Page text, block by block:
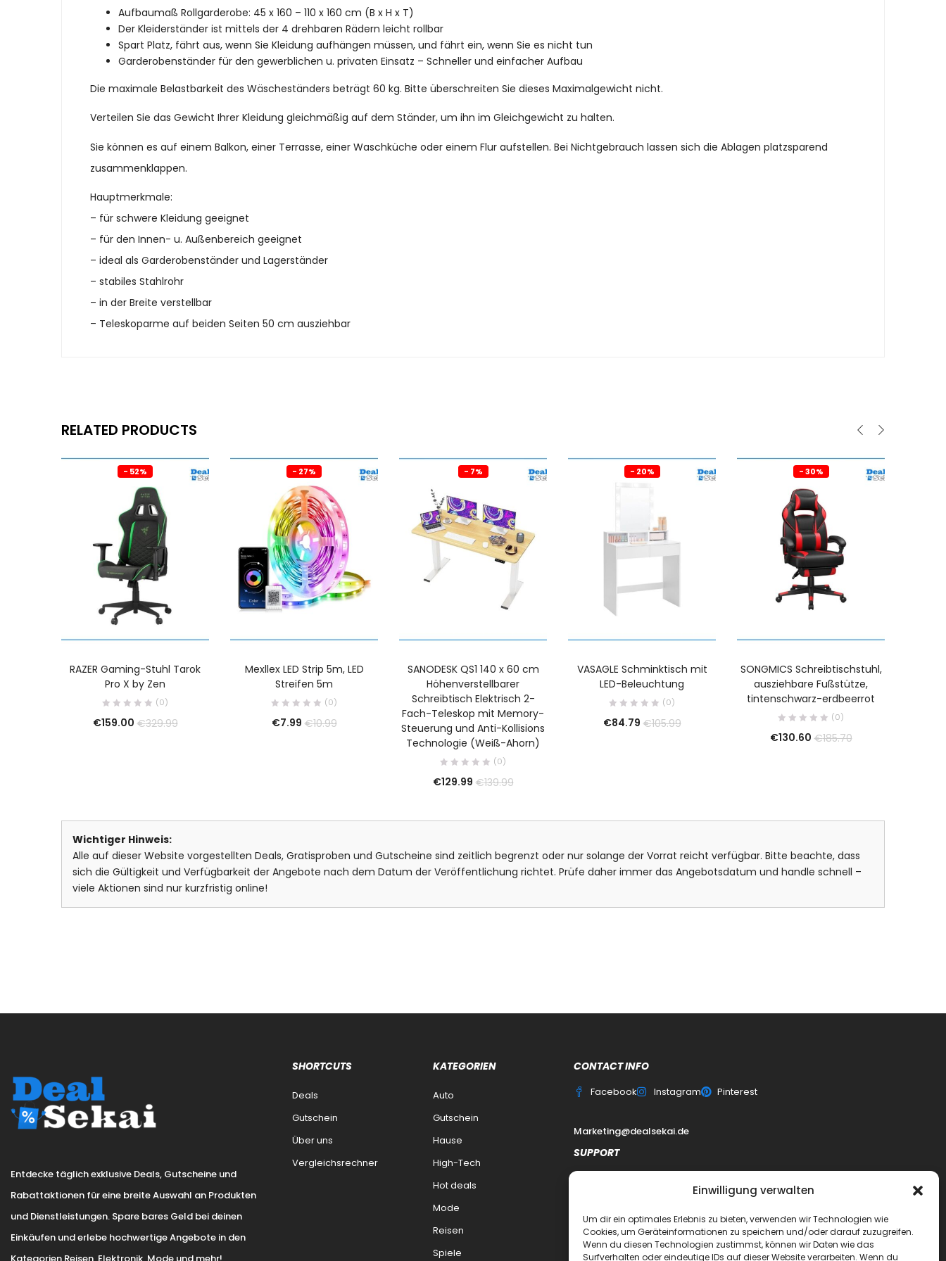
Einwilligung verwalten
Um dir ein optimales Erlebnis zu bieten, verwenden wir Technologien wie
Cookies, um Geräteinformationen zu speichern und/oder darauf zuzugreifen.
Wenn du diesen Technologien zustimmst, können wir Daten wie das
Surfverhalten oder eindeutige IDs auf dieser Website verarbeiten. Wenn du
Aufbaumaß Rollgarderobe: 45 x 160 – 110 x 160 cm (B x H x T)
Der Kleiderständer ist mittels der 4 drehbaren Rädern leicht rollbar
Spart Platz, fährt aus, wenn Sie Kleidung aufhängen müssen, und fährt ein, wenn Sie es nicht tun
Garderobenständer für den gewerblichen u. privaten Einsatz – Schneller und einfacher Aufbau
Die maximale Belastbarkeit des Wäscheständers beträgt 60 kg. Bitte überschreiten Sie dieses Maximalgewicht nicht.
Verteilen Sie das Gewicht Ihrer Kleidung gleichmäßig auf dem Ständer, um ihn im Gleichgewicht zu halten.
Sie können es auf einem Balkon, einer Terrasse, einer Waschküche oder einem Flur aufstellen. Bei Nichtgebrauch lassen sich die Ablagen platzsparend
zusammenklappen.
Hauptmerkmale:
– für schwere Kleidung geeignet
– für den Innen- u. Außenbereich geeignet
– ideal als Garderobenständer und Lagerständer
– stabiles Stahlrohr
– in der Breite verstellbar
– Teleskoparme auf beiden Seiten 50 cm ausziehbar
RELATED PRODUCTS
- 52%
RAZER Gaming-Stuhl Tarok
Pro X by Zen
(0)
€159.00 €329.99
- 27%
Mexllex LED Strip 5m, LED
Streifen 5m
(0)
€7.99 €10.99
- 7%
SANODESK QS1 140 x 60 cm
Höhenverstellbarer
Schreibtisch Elektrisch 2-
Fach-Teleskop mit Memory-
Steuerung und Anti-Kollisions
Technologie (Weiß-Ahorn)
(0)
€129.99 €139.99
- 20%
VASAGLE Schminktisch mit
LED-Beleuchtung
(0)
€84.79 €105.99
- 30%
SONGMICS Schreibtischstuhl,
ausziehbare Fußstütze,
tintenschwarz-erdbeerrot
(0)
€130.60 €185.70
Wichtiger Hinweis:
Alle auf dieser Website vorgestellten Deals, Gratisproben und Gutscheine sind zeitlich begrenzt oder nur solange der Vorrat reicht verfügbar. Bitte beachte, dass
sich die Gültigkeit und Verfügbarkeit der Angebote nach dem Datum der Veröffentlichung richtet. Prüfe daher immer das Angebotsdatum und handle schnell –
viele Aktionen sind nur kurzfristig online!
Entdecke täglich exklusive Deals, Gutscheine und
Rabattaktionen für eine breite Auswahl an Produkten
und Dienstleistungen. Spare bares Geld bei deinen
Einkäufen und erlebe hochwertige Angebote in den
SHORTCUTS
Deals
Gutschein
Über uns
Vergleichsrechner
KATEGORIEN
Auto
Gutschein
Hause
High-Tech
Hot deals
Mode
Reisen
Spiele
CONTACT INFO
Facebook Instagram Pinterest
Marketing@dealsekai.de
SUPPORT
Impressum
Haftungsausschluss